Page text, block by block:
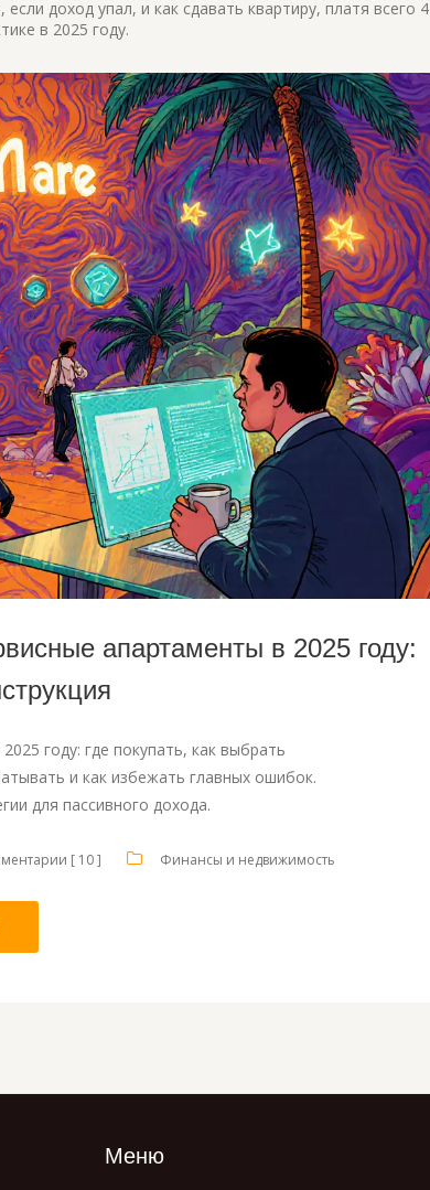
доход упал, и как сдавать квартиру, платя всего
в 2025 году.
апартаменты в 2025 году:
году: где покупать, как выбрать
и как избежать главных ошибок.
для пассивного дохода.
[ 10 ] Финансы и недвижимость
Меню